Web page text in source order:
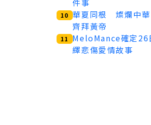
件事
10 華夏同根 燦爛中
齊拜黃帝
11
MeloMance確定26
繹悲傷愛情故事